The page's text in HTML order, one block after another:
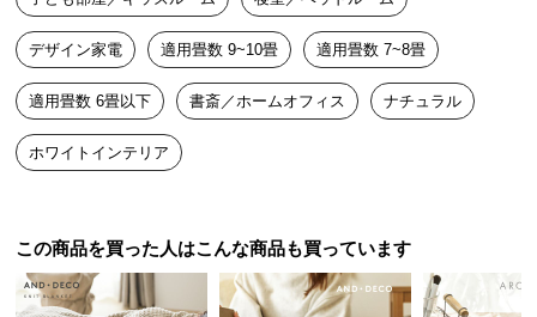
中
型
商
品
の
配
送
い
て
デザイン家電 適用畳数 9~10畳 適用畳数 7~8畳
適用畳数 6畳以下 書斎／ホームオフィス ナチュラル
ホワイトインテリア
この商品を買った人はこんな商品も買っています